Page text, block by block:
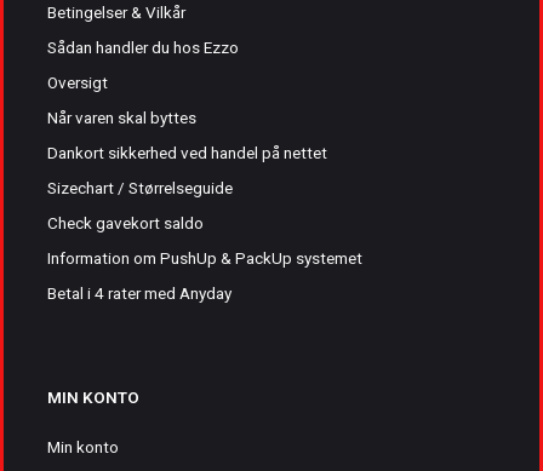
Betingelser & Vilkår
Sådan handler du hos Ezzo
Oversigt
Når varen skal byttes
Dankort sikkerhed ved handel på nettet
Sizechart / Størrelseguide
Check gavekort saldo
Information om PushUp & PackUp systemet
Betal i 4 rater med Anyday
MIN KONTO
Min konto